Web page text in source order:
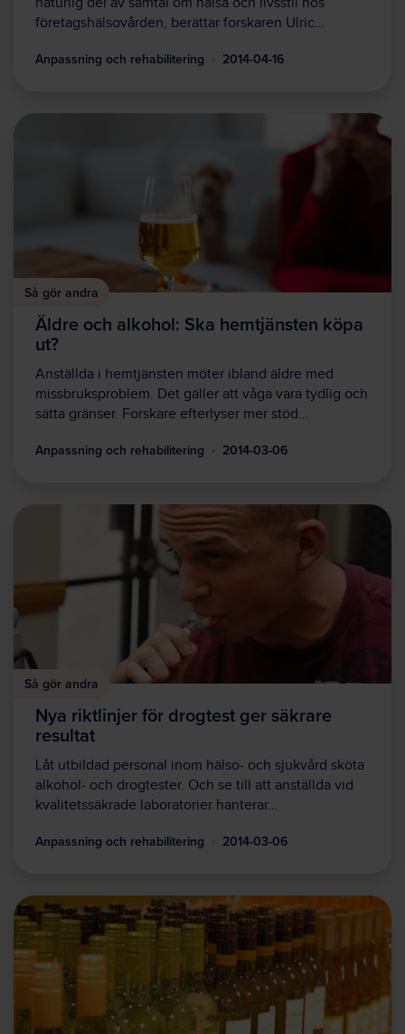
företagshälsovården, berättar forskaren Ulric…
Anpassning och rehabilitering 2014-04-16
Så gör andra
Äldre och alkohol: Ska hemtjänsten köpa
ut?
Anställda i hemtjänsten möter ibland äldre med
missbruksproblem. Det gäller att våga vara tydlig och
sätta gränser. Forskare efterlyser mer stöd…
Anpassning och rehabilitering 2014-03-06
Så gör andra
Nya riktlinjer för drogtest ger säkrare
resultat
Låt utbildad personal inom hälso- och sjukvård sköta
alkohol- och drogtester. Och se till att anställda vid
kvalitetssäkrade laboratorier hanterar…
Anpassning och rehabilitering 2014-03-06